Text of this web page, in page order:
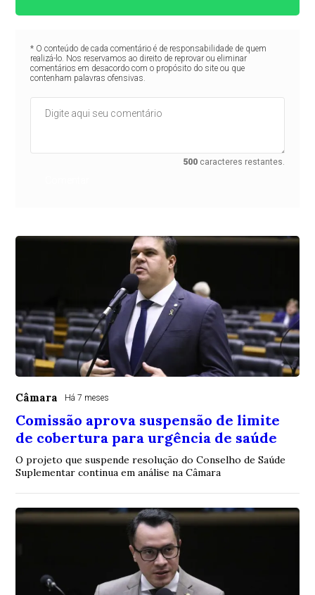
* O conteúdo de cada comentário é de responsabilidade de quem
realizá-lo. Nos reservamos ao direito de reprovar ou eliminar
comentários em desacordo com o propósito do site ou que
contenham palavras ofensivas.
500 caracteres restantes.
Câmara Há 7 meses
Comissão aprova suspensão de limite
de cobertura para urgência de saúde
O projeto que suspende resolução do Conselho de Saúde
Suplementar continua em análise na Câmara